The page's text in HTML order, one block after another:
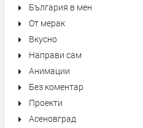
България в мен
От мерак
Вкусно
Направи сам
Анимации
Без коментар
Проекти
Асеновград